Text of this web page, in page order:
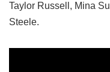
Taylor Russell, Mina
Steele.